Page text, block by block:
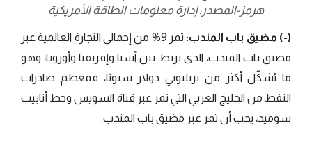
هرمز-المصدر: إدارة معلومات الطاقة الأمريكية
(-) مضيق باب المندب:
تمر 9% من إجمالي التجارة العالمية عبر
مضيق باب المندب، الذي يربط بين آسيا وإفريقيا وأوروبا، وهو
ما يُشكّل أكثر من تريليوني دولار سنويًا، فمعظم صادرات
النفط من الخليج العربي التي تمر عبر قناة السويس وخط أنابيب
سوميد، يجب أن تمر عبر مضيق باب المندب.